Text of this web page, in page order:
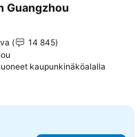
suosikkeihin
Guangzhou
14 845
kaupunkinäköalalla